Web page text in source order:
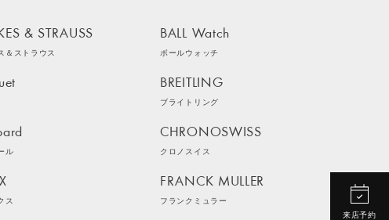
来店予約
& STRAUSS
＆ストラウス
BALL Watch
ボールウォッチ
BREITLING
ブライトリング
ル
CHRONOSWISS
クロノスイス
ス
FRANCK MULLER
フランクミュラー